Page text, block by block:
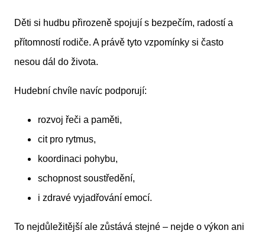
Děti si hudbu přirozeně spojují s bezpečím, radostí a
přítomností rodiče. A právě tyto vzpomínky si často
nesou dál do života.
Hudební chvíle navíc podporují:
rozvoj řeči a paměti,
cit pro rytmus,
koordinaci pohybu,
schopnost soustředění,
i zdravé vyjadřování emocí.
To nejdůležitější ale zůstává stejné – nejde o výkon ani